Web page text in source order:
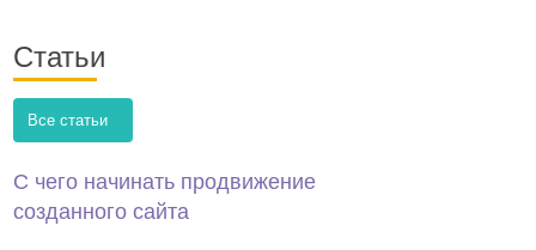
Статьи
Все статьи
С чего начинать продвижение
созданного сайта